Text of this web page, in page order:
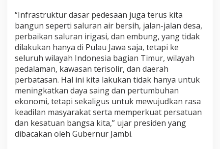
“Infrastruktur dasar pedesaan juga terus kita
bangun seperti saluran air bersih, jalan-jalan desa,
perbaikan saluran irigasi, dan embung, yang tidak
dilakukan hanya di Pulau Jawa saja, tetapi ke
seluruh wilayah Indonesia bagian Timur, wilayah
pedalaman, kawasan terisolir, dan daerah
perbatasan. Hal ini kita lakukan tidak hanya untuk
meningkatkan daya saing dan pertumbuhan
ekonomi, tetapi sekaligus untuk mewujudkan rasa
keadilan masyarakat serta memperkuat persatuan
dan kesatuan bangsa kita,” ujar presiden yang
dibacakan oleh Gubernur Jambi.